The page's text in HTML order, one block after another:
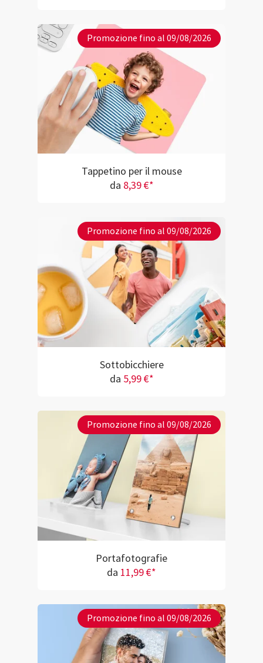
Promozione fino al 09/08/2026
Tappetino per il mouse
da 8,39 €*
Promozione fino al 09/08/2026
Sottobicchiere
da 5,99 €*
Promozione fino al 09/08/2026
Portafotografie
da 11,99 €*
Promozione fino al 09/08/2026